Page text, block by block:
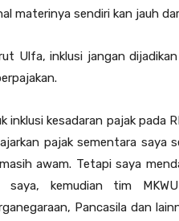
materinya sendiri kan jauh
Ulfa, inklusi jangan
inklusi kesadaran pajak pada
pajak sementara saya
awam. Tetapi saya
saya, kemudian tim
Pancasila dan